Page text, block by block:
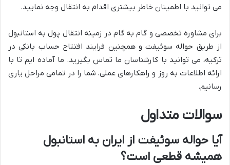
می توانید با اطمینان خاطر بیشتری اقدام به انتقال وجه نمایید.
برای مشاوره تخصصی و گام به گام در زمینه انتقال پول به استانبول
از طریق حواله سوئیفت و همچنین فرایند افتتاح حساب بانکی در
ترکیه، می توانید با کارشناسان ما تماس بگیرید. ما آماده ایم تا با
ارائه اطلاعات به روز و راهکارهای عملی، شما را در تمامی مراحل یاری
رسانیم.
سوالات متداول
آیا حواله سوئیفت از ایران به استانبول
همیشه قطعی است؟